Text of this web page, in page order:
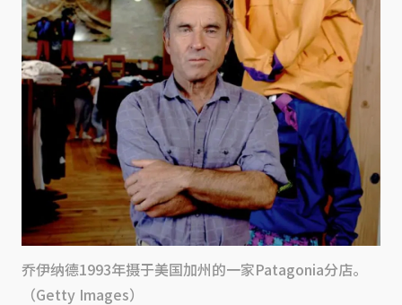
乔伊纳德1993年摄于美国加州的一家Patagonia分店。
（Getty Images）